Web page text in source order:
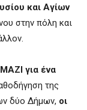
και Αγίων
στην πόλη και
για ένα
της
δύο Δήμων, οι